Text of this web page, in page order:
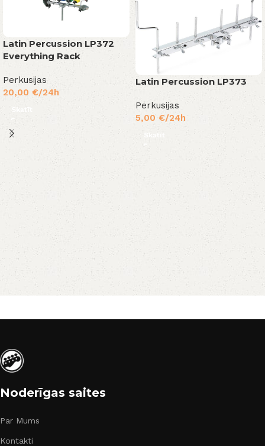
Latin Percussion LP372
Everything Rack
Perkusijas
20,00 €/24h
Skatīt
Latin Percussion LP373
Perkusijas
5,00 €/24h
Noderīgas saites
Par Mums
Kontakti